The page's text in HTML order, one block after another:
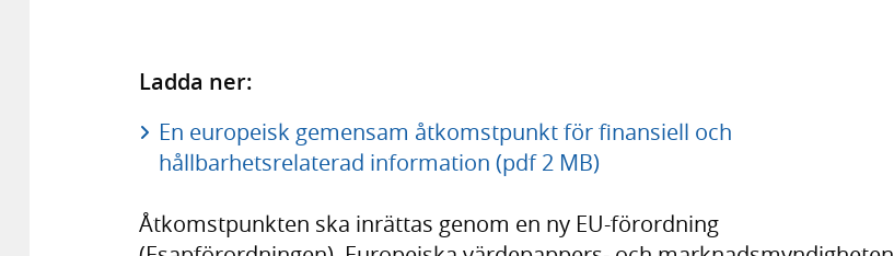
Ladda ner:
En europeisk gemensam åtkomstpunkt för finansiell och
hållbarhetsrelaterad information (pdf 2 MB)
Åtkomstpunkten ska inrättas genom en ny EU-förordning